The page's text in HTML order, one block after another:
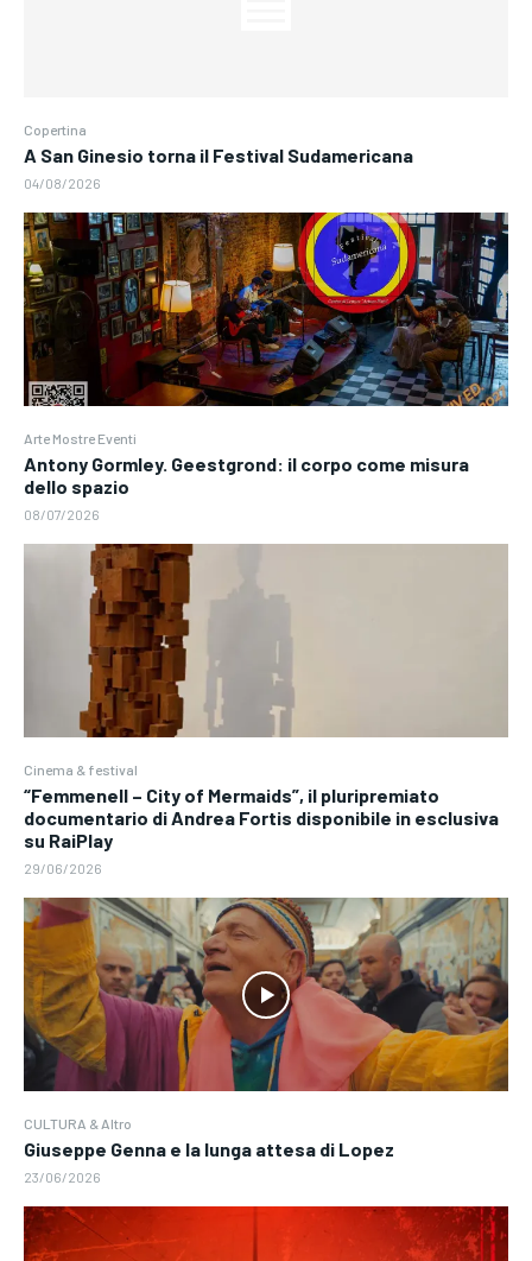
Copertina
A San Ginesio torna il Festival Sudamericana
04/08/2026
Arte Mostre Eventi
Antony Gormley. Geestgrond: il corpo come misura
dello spazio
08/07/2026
Cinema & festival
“Femmenell – City of Mermaids”, il pluripremiato
documentario di Andrea Fortis disponibile in esclusiva
su RaiPlay
29/06/2026
CULTURA & Altro
Giuseppe Genna e la lunga attesa di Lopez
23/06/2026